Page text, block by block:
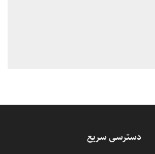
دسترسی سریع